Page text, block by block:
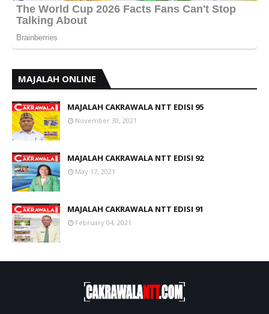
MAJALAH ONLINE
MAJALAH CAKRAWALA NTT EDISI 95
November 30, 2021
MAJALAH CAKRAWALA NTT EDISI 92
May 17, 2021
MAJALAH CAKRAWALA NTT EDISI 91
February 04, 2021